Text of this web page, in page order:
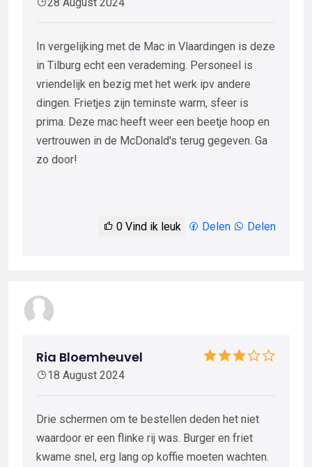
In vergelijking met de Mac in Vlaardingen is deze
in Tilburg echt een verademing. Personeel is
vriendelijk en bezig met het werk ipv andere
dingen. Frietjes zijn teminste warm, sfeer is
prima. Deze mac heeft weer een beetje hoop en
vertrouwen in de McDonald's terug gegeven. Ga
zo door!
0 Vind ik leuk Delen Delen
Ria Bloemheuvel
18 August 2024
Drie schermen om te bestellen deden het niet
waardoor er een flinke rij was. Burger en friet
kwame snel, erg lang op koffie moeten wachten.